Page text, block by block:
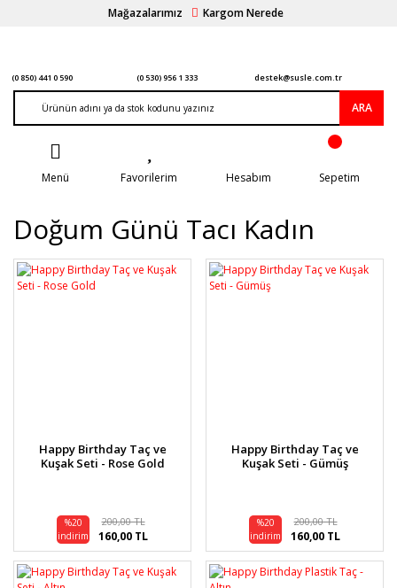
Mağazalarımız Kargom Nerede
(0 850) 441 0 590 (0 530) 956 1 333 destek@susle.com.tr
ARA
Menü Favorilerim Hesabım Sepetim
Doğum Günü Tacı Kadın
Happy Birthday Taç ve
Kuşak Seti - Rose Gold
%20
indirim
200,00 TL
160,00 TL
Happy Birthday Taç ve
Kuşak Seti - Gümüş
%20
indirim
200,00 TL
160,00 TL